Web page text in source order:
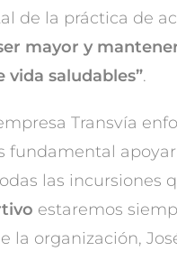
de la práctica de
mayor y
saludables”.
Transvía
fundamental
las incursiones
estaremos
la organización,